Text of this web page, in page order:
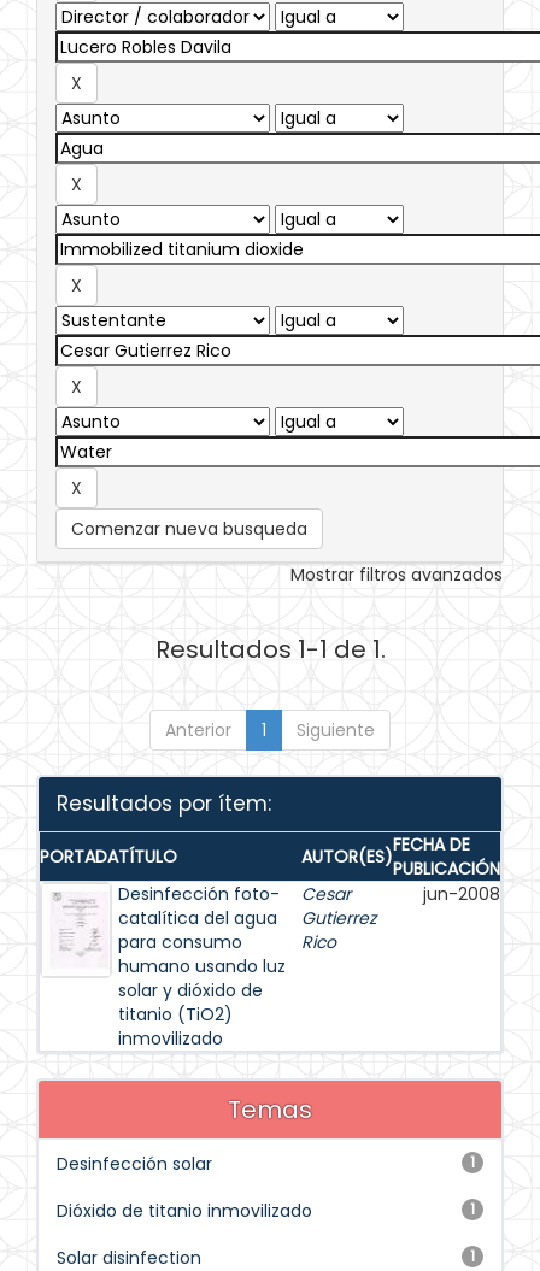
Comenzar nueva busqueda
Mostrar filtros avanzados
Resultados 1-1 de 1.
Anterior 1 Siguiente
Resultados por ítem:
PORTADATÍTULO AUTOR(ES)FECHA DE
PUBLICACIÓN
Desinfección foto-
catalítica del agua
para consumo
humano usando luz
solar y dióxido de
titanio (TiO2)
inmovilizado
Cesar
Gutierrez
Rico
jun-2008
Temas
1
Desinfección solar
1
Dióxido de titanio inmovilizado
1
Solar disinfection